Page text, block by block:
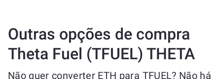
Outras opções de compra
Theta Fuel (TFUEL) THETA
Não quer converter ETH para TFUEL? Não há